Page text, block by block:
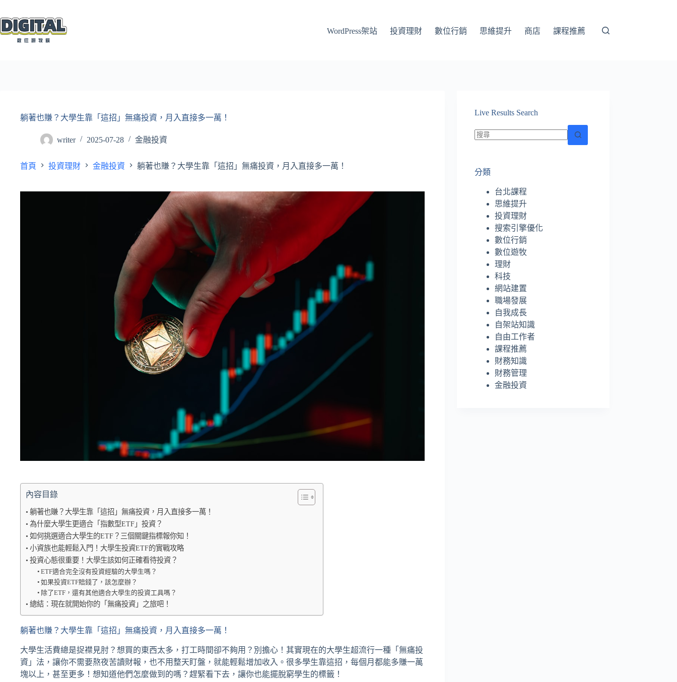
至
主
WordPress架站 投資理財 數位行銷 思維提升 商店 課程推薦
躺著也賺？大學生靠「這招」無痛投資，月入直接多一萬！
writer 2025-07-28 金融投資
首頁 投資理財 金融投資 躺著也賺？大學生靠「這招」無痛投資，月入直接多一萬！
內容目錄
躺著也賺？大學生靠「這招」無痛投資，月入直接多一萬！
為什麼大學生更適合「指數型ETF」投資？
如何挑選適合大學生的ETF？三個關鍵指標報你知！
小資族也能輕鬆入門！大學生投資ETF的實戰攻略
投資心態很重要！大學生該如何正確看待投資？
ETF適合完全沒有投資經驗的大學生嗎？
如果投資ETF賠錢了，該怎麼辦？
除了ETF，還有其他適合大學生的投資工具嗎？
總結：現在就開始你的「無痛投資」之旅吧！
躺著也賺？大學生靠「這招」無痛投資，月入直接多一萬！
大學生活費總是捉襟見肘？想買的東西太多，打工時間卻不夠用？別擔心！其實現在的大學生超流行一種「無痛投
資」法，讓你不需要熬夜苦讀財報，也不用整天盯盤，就能輕鬆增加收入。很多學生靠這招，每個月都能多賺一萬
塊以上，甚至更多！想知道他們怎麼做到的嗎？趕緊看下去，讓你也能擺脫窮學生的標籤！
Live Results Search
到
分類
台北課程
思維提升
投資理財
搜索引擎優化
數位行銷
數位遊牧
理財
科技
網站建置
職場發展
自我成長
自架站知識
自由工作者
課程推薦
財務知識
財務管理
金融投資